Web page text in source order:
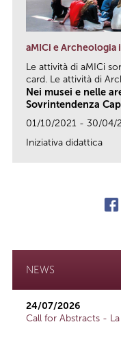
aMICi e Archeologia
Le attività di aMICi
card. Le attività di
Nei musei e nelle
Sovrintendenza
01/10/2021 - 30/04/
Iniziativa didattica
NEWS
24/07/2026
Call for Abstracts -